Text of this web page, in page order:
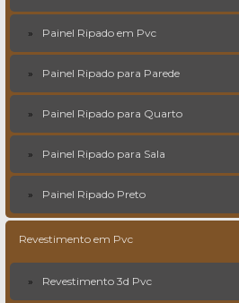
Painel Ripado em Pvc
Painel Ripado para Parede
Painel Ripado para Quarto
Painel Ripado para Sala
Painel Ripado Preto
Revestimento em Pvc
Revestimento 3d Pvc